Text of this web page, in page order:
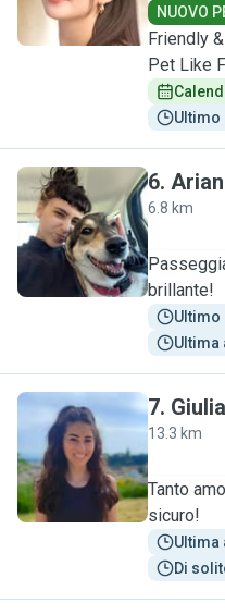
NUOVO
Friendly
Pet Like
Ultimo
A
6.
6.8 km
brillante!
Ultimo
Ultima
G
7. Giulia
13.3 km
Tanto
sicuro!
Ultima
Di